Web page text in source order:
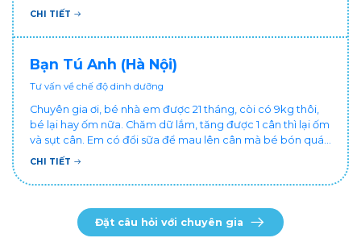
miễn sao bé ăn là được. nhưng bé vẫn ăn khá ít Bé đang
bé thêm chất, thì nên chọn loại như nào?
CHI TIẾT
Bạn Tú Anh (Hà Nội)
Tư vấn về chế độ dinh dưỡng
Chuyên gia ơi, bé nhà em được 21 tháng, còi có 9kg thôi,
bé lại hay ốm nữa. Chăm dữ lắm, tăng được 1 cân thì lại ốm
và sụt cân. Em có đổi sữa để mau lên cân mà bé bón quá,
nên lại thôi. Bé cần bổ sung gì để bé lên cân ạ, chứ còi
CHI TIẾT
Đặt câu hỏi với chuyên gia